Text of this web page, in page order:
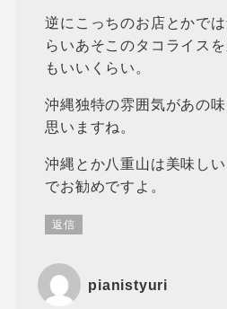
逆にこっちのお店とかで
らいあそこのタコライス
もいいくらい。
沖縄独特の雰囲気があの
思いますね。
沖縄とか八重山は美味し
でお勧めですよ。
返信
pianistyuri